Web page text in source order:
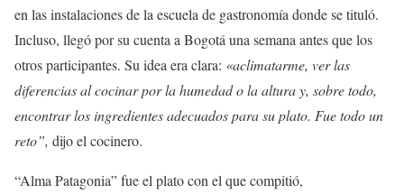
en las instalaciones de la escuela de gastronomía donde se tituló.
Incluso, llegó por su cuenta a Bogotá una semana antes que los
otros participantes. Su idea era clara: «aclimatarme, ver las
diferencias al cocinar por la humedad o la altura y, sobre todo,
encontrar los ingredientes adecuados para su plato. Fue todo un
reto”, dijo el cocinero.
“Alma Patagonia” fue el plato con el que compitió,